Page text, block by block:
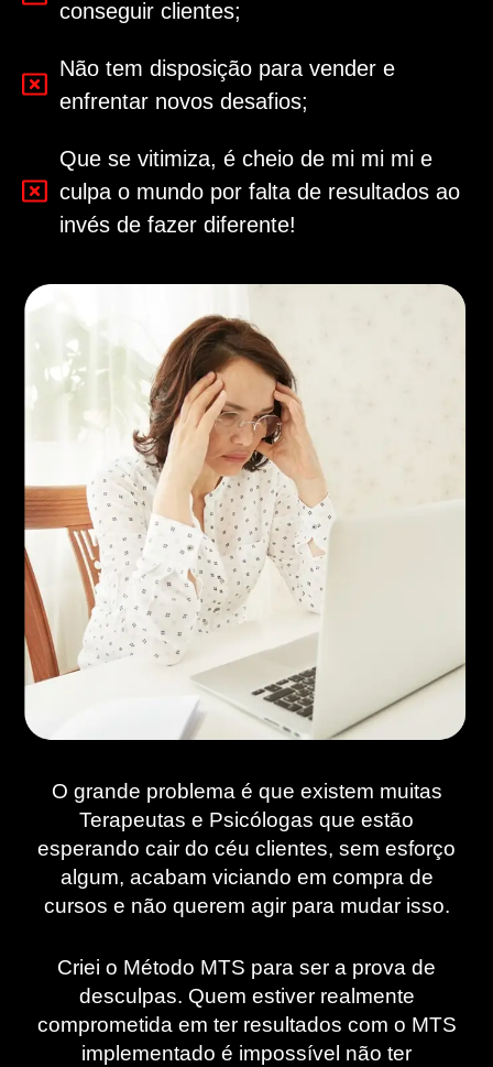
conseguir clientes;
Não tem disposição para vender e
enfrentar novos desafios;
Que se vitimiza, é cheio de mi mi mi e
culpa o mundo por falta de resultados ao
invés de fazer diferente!
O grande problema é que existem muitas
Terapeutas e Psicólogas que estão
esperando cair do céu clientes, sem esforço
algum, acabam viciando em compra de
cursos e não querem agir para mudar isso.
Criei o Método MTS para ser a prova de
desculpas. Quem estiver realmente
comprometida em ter resultados com o MTS
implementado é impossível não ter